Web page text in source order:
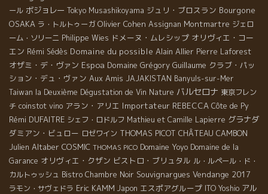
ール ボジョレー Tokyo Musashikoyama ジュリ・ブロスラン Bourgone
OSAKA ラ・トルトゥーガ Olivier Cohen Assignan Montmartre ジェロ
ーム・ソリーニ Philippe Wies ドメーヌ・ムレシップ オリヴィエ・コー
エン Rémi Sédès Domaine du possible Alain Allier Pierre Laforest
オザミ・デ・ヴァン Espoa Domaine Grégory Guillaume クラブ・パッ
ション・デュ・ヴァン Aux Amis JAJAKISTAN Banyuls-sur-Mer
Taiwan la Deuxième Dégustation de Vin Nature バルセロナ 東京フレン
チ coinstot vino アラン・アリエ Importateur REBECCA Côte de Py
Rémi DUFAITRE シェフ・ロドルフ Mathieu et Camille Lapierre グラナダ
ダミアン・ビュロー ロゼワイン THOMAS PICOT CHÂTEAU CAMBON
Julien Altaber COSMIC THOMAS PICO Domaine Yoyo Domaine de la
Garance オリヴィエ・クザン ビストロ・ブリュタル ル・ルペール・ド・
カルトゥッシュ Bistro Chambre Noir Souvignargues Vendange 2017
ラモン・サヴェドラ Eric KAMM Japon エスポアグループ ITO Yoshio アル